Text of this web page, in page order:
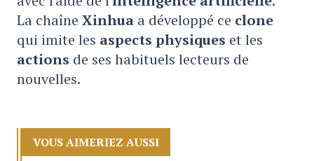
La chaîne Xinhua a développé ce clone
qui imite les aspects physiques et les
actions de ses habituels lecteurs de
nouvelles.
VOUS AIMERIEZ AUSSI